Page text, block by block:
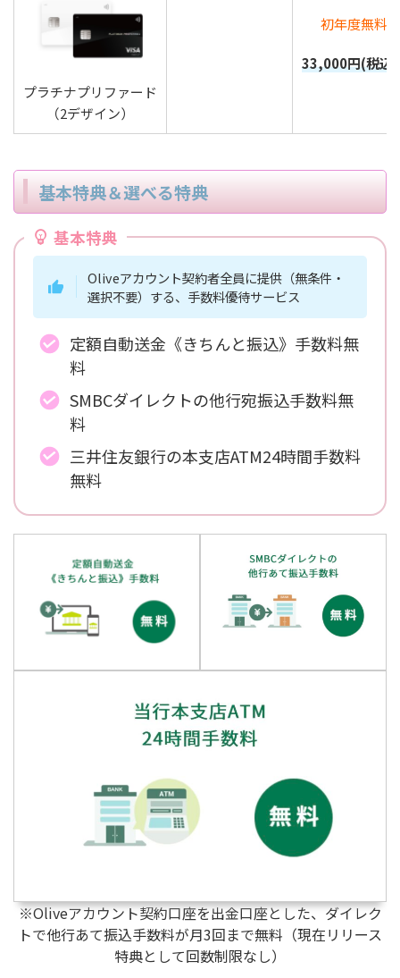
プラチナプリファード
（2デザイン）
初年度無料
33,000円(税込
基本特典＆選べる特典
基本特典
Oliveアカウント契約者全員に提供（無条件・
選択不要）する、手数料優待サービス
定額自動送金《きちんと振込》手数料無
料
SMBCダイレクトの他行宛振込手数料無
料
三井住友銀行の本支店ATM24時間手数料
無料
※Oliveアカウント契約口座を出金口座とした、ダイレク
トで他行あて振込手数料が月3回まで無料（現在リリース
特典として回数制限なし）